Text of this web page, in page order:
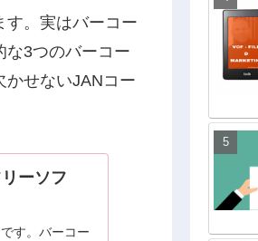
す。実はバーコー
な3つのバーコー
かせないJANコー
ーソフ
す。バーコー